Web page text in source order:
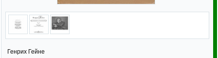
Генрих Гейне